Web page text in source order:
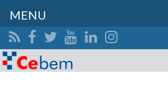
Search for:
MENU